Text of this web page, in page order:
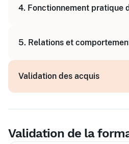
Moyens matériels et
non représentatives
Missions et négociation
4. Fonctionnement pratique
Consultation et
5. Relations et
Gestion des conflits et
Mise en situation et jeux
Validation des acquis
Validation de la